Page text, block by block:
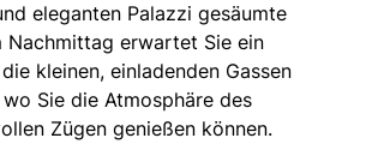
eleganten Palazzi gesäumte
Nachmittag erwartet Sie ein
kleinen, einladenden Gassen
Sie die Atmosphäre des
Zügen genießen können.